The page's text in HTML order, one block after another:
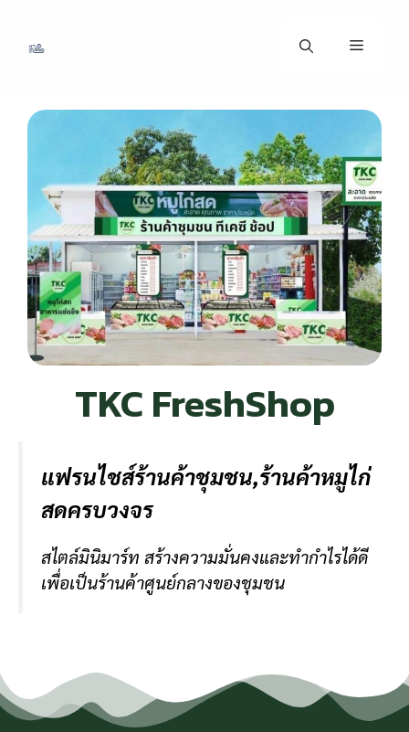
TKC FreshShop
แฟรนไชส์ร้านค้าชุมชน,ร้านค้าหมูไก่
สดครบวงจร
สไตล์มินิมาร์ท สร้างความมั่นคงและทำกำไรได้ดี
เพื่อเป็นร้านค้าศูนย์กลางของชุมชน